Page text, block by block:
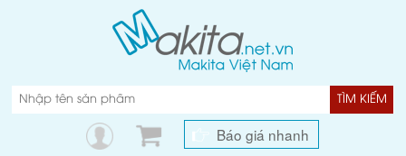
TÌM KIẾM
Báo giá nhanh